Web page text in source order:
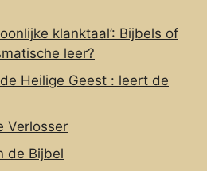
klanktaal’: Bijbels of
leer?
Heilige Geest : leert de
Verlosser
de Bijbel